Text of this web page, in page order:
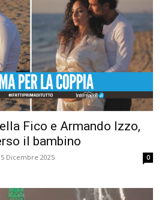
Fico e Armando Izzo,
il bambino
Dicembre 2025 0